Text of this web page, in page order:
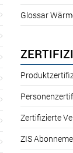
Glossar
Zertifizierte
ZIS